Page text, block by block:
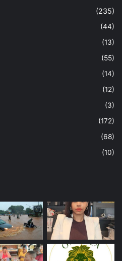
(235)
(44)
(13)
(55)
(14)
(12)
(3)
(172)
(68)
(10)